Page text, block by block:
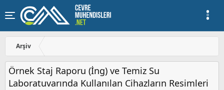
Arşiv
Örnek Staj Raporu (İng) ve Temiz Su
Laboratuvarında Kullanılan Cihazların Resimleri